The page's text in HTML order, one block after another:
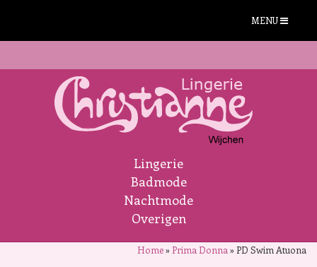
MENU
Lingerie
Badmode
Nachtmode
Overigen
Home»Prima Donna »PD Swim Atuona